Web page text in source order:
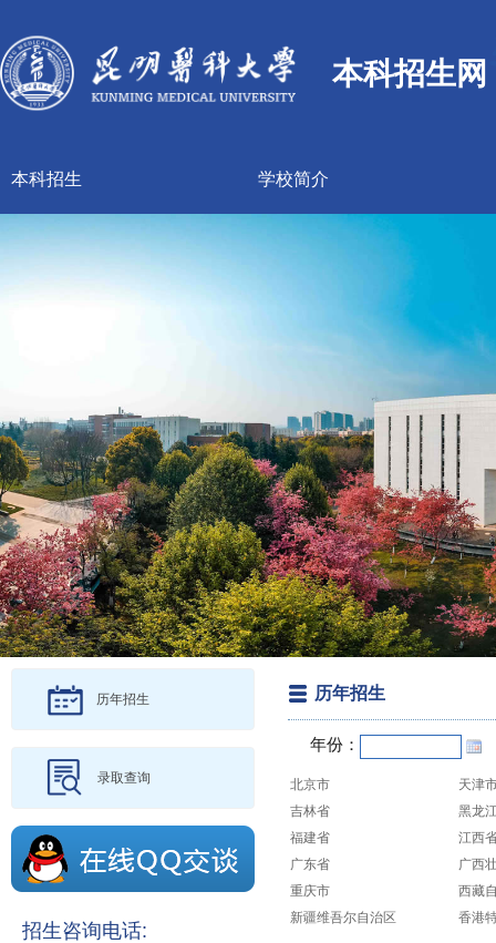
本科招生网
本科招生 学校简介
历年招生
录取查询
招生咨询电话:
历年招生
年份：
北京市
天津
吉林省
黑龙
福建省
江西
广东省
广西
重庆市
西藏
新疆维吾尔自治区
香港